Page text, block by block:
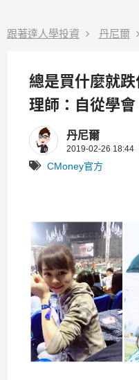
跟著達人學投資 丹尼爾
總是買什麼就
理師：自從學
始扭轉賠錢命運！
丹尼爾
2019-02-26 18:44
CMoney官方